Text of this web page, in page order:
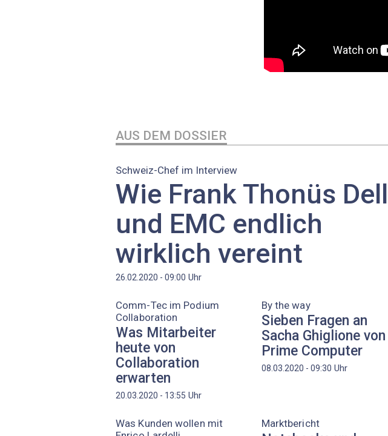
AUS DEM DOSSIER
Schweiz-Chef im Interview
Wie Frank Thonüs Dell
und EMC endlich
wirklich vereint
26.02.2020 - 09:00 Uhr
Comm-Tec im Podium
Collaboration
Was Mitarbeiter
heute von
Collaboration
erwarten
20.03.2020 - 13:55 Uhr
By the way
Sieben Fragen an
Sacha Ghiglione von
Prime Computer
08.03.2020 - 09:30 Uhr
Was Kunden wollen mit
Marktbericht